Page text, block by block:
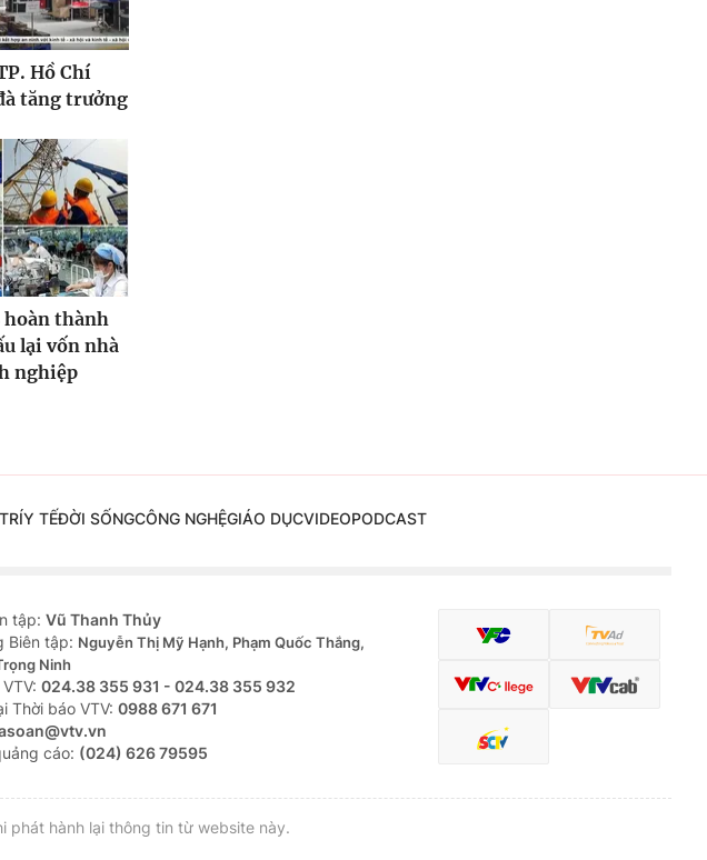
Hồ Chí
tăng trưởng
hoàn thành
lại vốn nhà
nghiệp
Y TẾĐỜI SỐNGCÔNG NGHỆGIÁO DỤCVIDEOPODCAST
tập: Vũ Thanh Thủy
Biên tập: Nguyễn Thị Mỹ Hạnh, Phạm Quốc Thắng,
Ninh
024.38 355 931 - 024.38 355 932
Thời báo VTV: 0988 671 671
cáo: (024) 626 79595
phát hành lại thông tin từ website này.